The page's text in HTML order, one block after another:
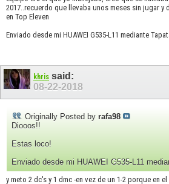
2017..recuerdo que llevaba unos meses sin jugar y
en Top Eleven
Enviado desde mi HUAWEI G535-L11 mediante
khris said:
08-22-2018
Originally Posted by rafa98
Diooos!!
Estas loco!
Enviado desde mi HUAWEI G535-L11
y meto 2 dc's y 1 dmc -en vez de un 1-2 porque en